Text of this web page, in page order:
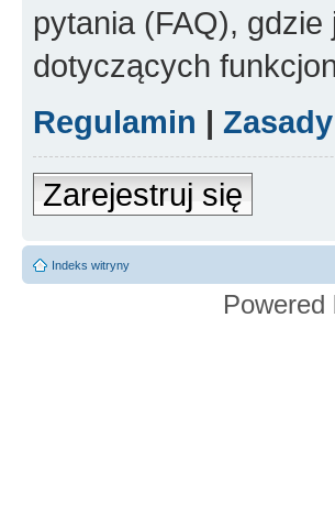
pytania (FAQ),
dotyczących
Regulamin |
Zarejestruj się
Indeks witryny
Powered